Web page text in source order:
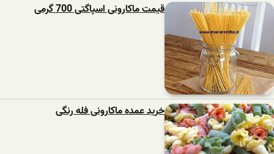
قیمت ماکارونی اسپاگتی 700 گرمی
خرید عمده ماکارونی فله رنگی